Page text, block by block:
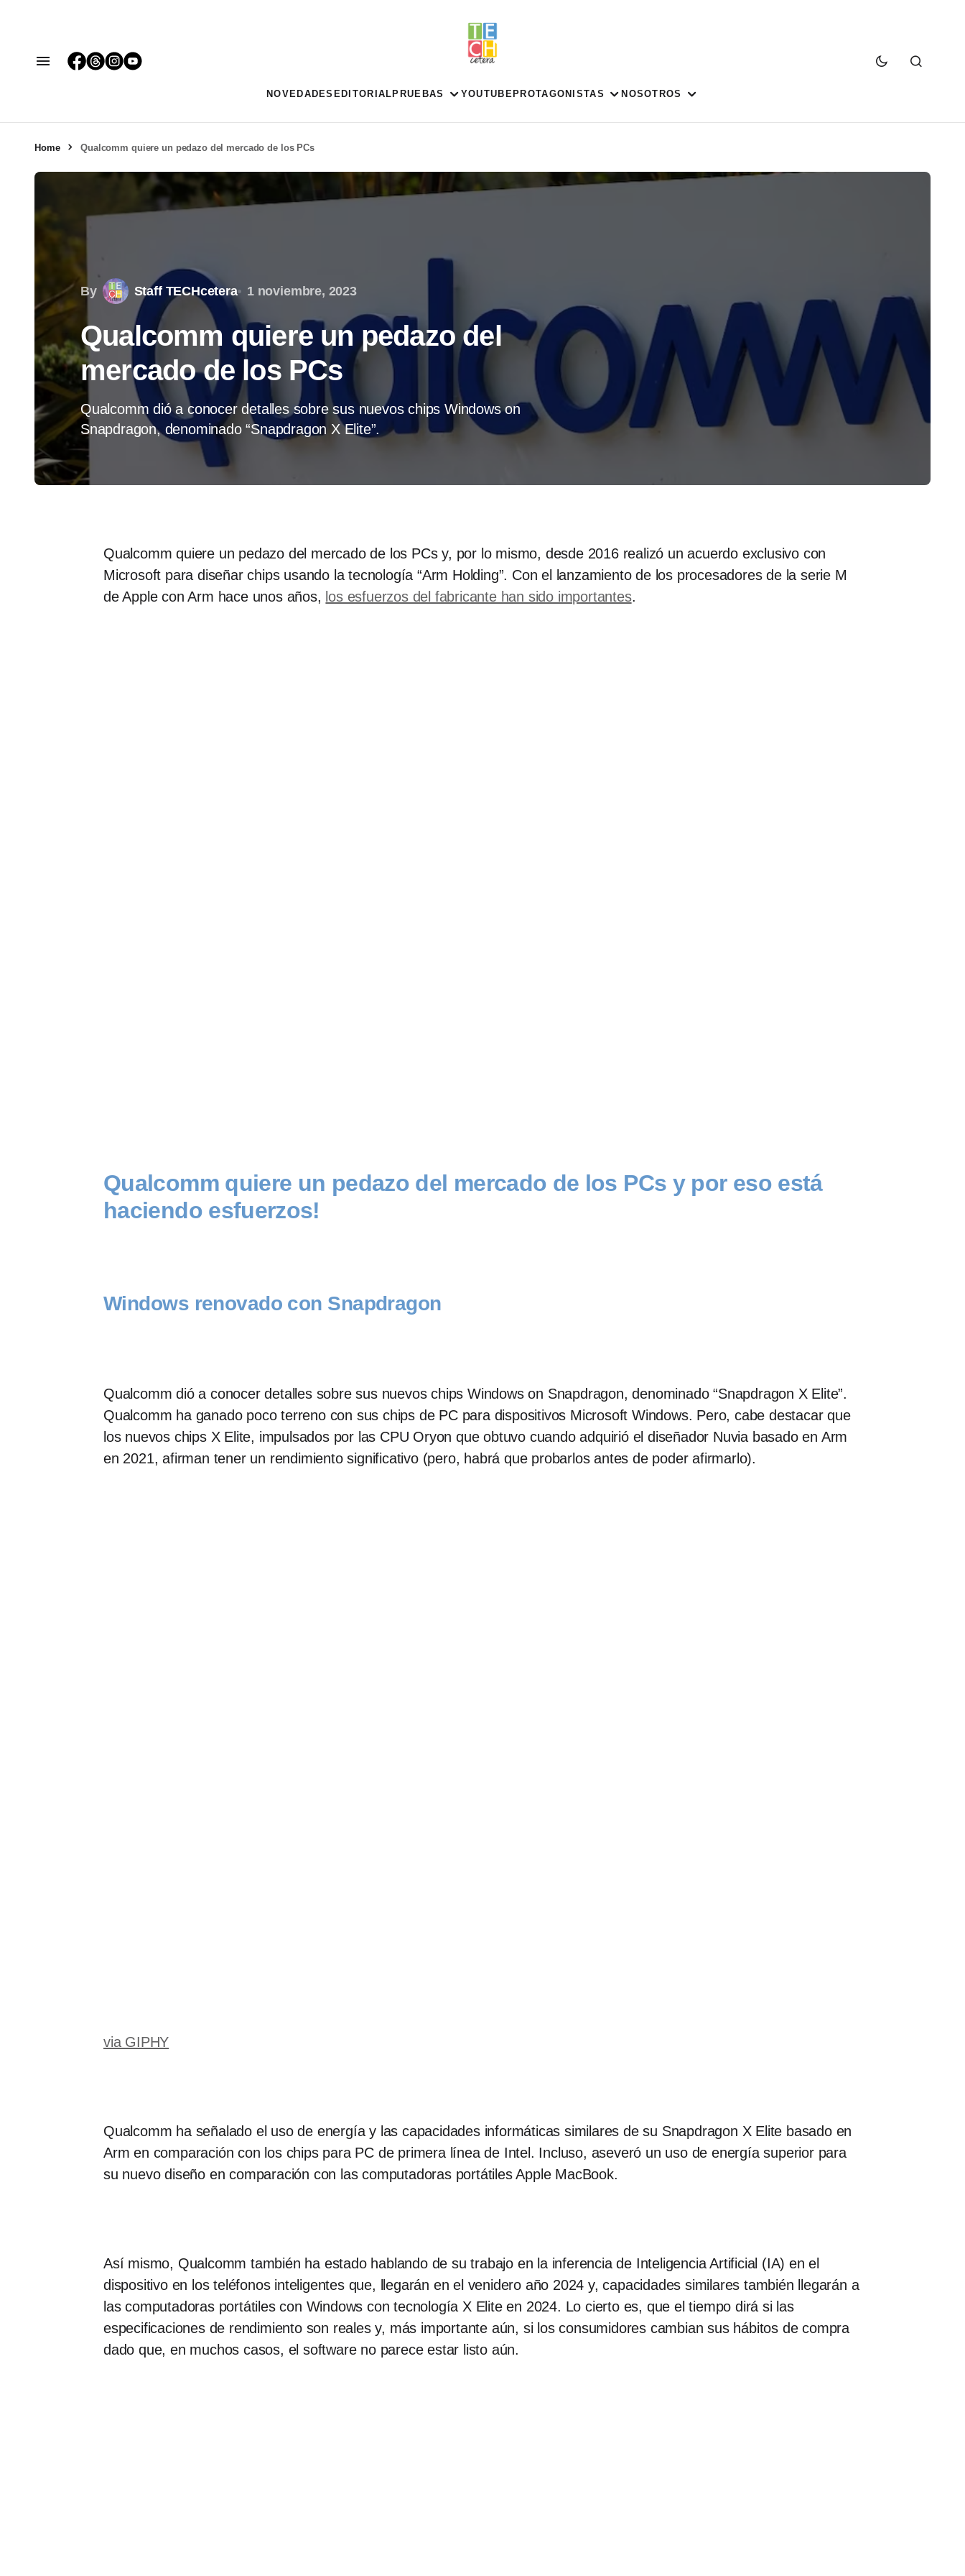
NOVEDADES EDITORIAL PRUEBAS YOUTUBE PROTAGONISTAS NOSOTROS
Home Qualcomm quiere un pedazo del mercado de los PCs
By Staff TECHcetera 1 noviembre, 2023
Qualcomm quiere un pedazo del
mercado de los PCs
Qualcomm dió a conocer detalles sobre sus nuevos chips Windows on
Snapdragon, denominado “Snapdragon X Elite”.
Qualcomm quiere un pedazo del mercado de los PCs y, por lo mismo, desde 2016 realizó un acuerdo exclusivo con
Microsoft para diseñar chips usando la tecnología “Arm Holding”. Con el lanzamiento de los procesadores de la serie M
de Apple con Arm hace unos años, los esfuerzos del fabricante han sido importantes.
Qualcomm quiere un pedazo del mercado de los PCs y por eso está
haciendo esfuerzos!
Windows renovado con Snapdragon
Qualcomm dió a conocer detalles sobre sus nuevos chips Windows on Snapdragon, denominado “Snapdragon X Elite”.
Qualcomm ha ganado poco terreno con sus chips de PC para dispositivos Microsoft Windows. Pero, cabe destacar que
los nuevos chips X Elite, impulsados por las CPU Oryon que obtuvo cuando adquirió el diseñador Nuvia basado en Arm
en 2021, afirman tener un rendimiento significativo (pero, habrá que probarlos antes de poder afirmarlo).
via GIPHY
Qualcomm ha señalado el uso de energía y las capacidades informáticas similares de su Snapdragon X Elite basado en
Arm en comparación con los chips para PC de primera línea de Intel. Incluso, aseveró un uso de energía superior para
su nuevo diseño en comparación con las computadoras portátiles Apple MacBook.
Así mismo, Qualcomm también ha estado hablando de su trabajo en la inferencia de Inteligencia Artificial (IA) en el
dispositivo en los teléfonos inteligentes que, llegarán en el venidero año 2024 y, capacidades similares también llegarán a
las computadoras portátiles con Windows con tecnología X Elite en 2024. Lo cierto es, que el tiempo dirá si las
especificaciones de rendimiento son reales y, más importante aún, si los consumidores cambian sus hábitos de compra
dado que, en muchos casos, el software no parece estar listo aún.